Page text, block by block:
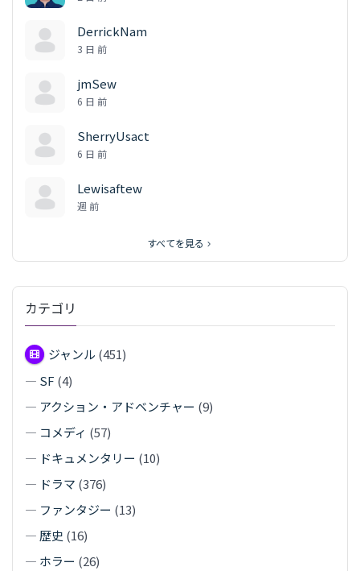
DerrickNam
3 日 前
jmSew
6 日 前
SherryUsact
6 日 前
Lewisaftew
週 前
すべてを見る
カテゴリ
ジャンル (451)
— SF (4)
— アクション・アドベンチャー (9)
— コメディ (57)
— ドキュメンタリー (10)
— ドラマ (376)
— ファンタジー (13)
— 歴史 (16)
— ホラー (26)